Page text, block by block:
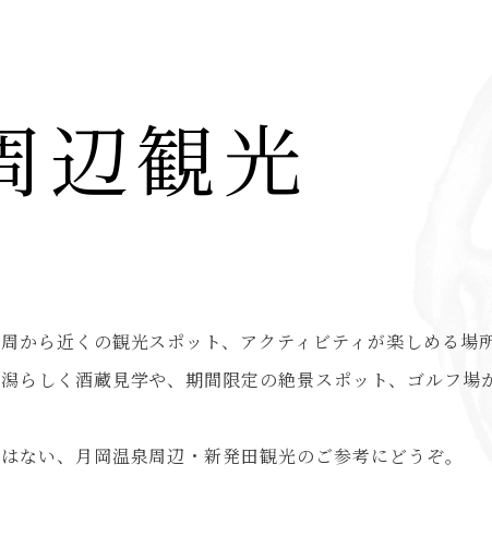
辺観光
から近くの観光スポット、アクティビティが楽しめる場
らしく酒蔵見学や、期間限定の絶景スポット、ゴルフ
ない、月岡温泉周辺・新発田観光のご参考にどうぞ。